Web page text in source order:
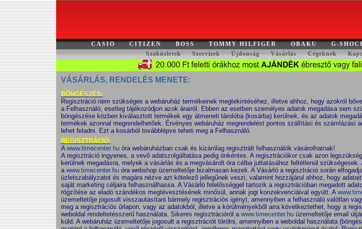
CASIO CITIZEN BOSS TOMMY HILFIGER OBAKU G-
Szaküzletek
Szervizek Újdonság Vásárlás Cégeknek
VÁSÁRLÁS, RENDELÉS MENETE:
BÖNGÉSZÉS:
Regisztráció nem szükséges a webáruház termékeinek megtekintéséhez, illetve ahhoz, hogy azokról
a Felhasználó, esetleg tájékozódjon azok árairól. Ebben az esetben személyes adatok megadása sem
böngészése közben kiválasztott termékek egy átmeneti tárolóba (kosárba) kerülnek, és az adatok
termékek azonnal megrendelhetőek. Érvényes webáruház megrendelést pontos szállítási és számlázási
lehet feladni. Ezt a kosárból továbblépve teheti meg a Felhasználó.
REGISZTRÁCIÓ:
A www.timecenter.huóra webáruházban csak és kizárólag regisztrált felhasználók vásárolhatnak!
A regisztráció ingyenes, a vevő adatszolgáltatása pedig önkéntes. A regisztrációkor csak azon
kerülnek megadásra, melyek a vásárlás és a megvásárolt óra célba juttatásához feltétlenül szükségesek.
a www.timecenter.huóra webshop üzemeltetője bizalmasan kezeli. A Vásárló a regisztráció során
üzletszabályzatot és magára nézve azt kötelező jellegűnek veszi, valamint hozzájárul ahhoz, hogy
saját marketing céljaira felhasználhassa. A Vásárló felelősséggel tartozik a regisztrációban megadott
rögzítése az eladó szándékos megtévesztésének minősül, annak jogi konzekvenciáival együtt. A
üzemeltetője jogosult visszautasítani bármely regisztrációs igényt, amennyiben a felhasználó valótlan
meg a regisztrációs űrlapon, vagy az adatokból, illetve a körülményekből arra következtethet, hogy a
weboldal rendeltetésszerű használata. Sikeres regisztrációról a www.timecenter.huüzemeltetője email
küld. A webáruház üzemeltetője jogosult a regisztrációt törölni, amennyiben a weboldal használata